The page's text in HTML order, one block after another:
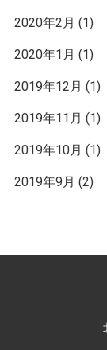
2020年2月 (1)
2020年1月 (1)
2019年12月 (1)
2019年11月 (1)
2019年10月 (1)
2019年9月 (2)